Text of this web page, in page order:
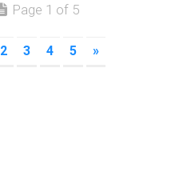
Page 1 of 5
2 3 4 5 »